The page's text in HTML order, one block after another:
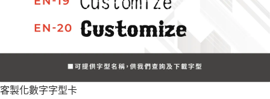
客製化數字字型卡